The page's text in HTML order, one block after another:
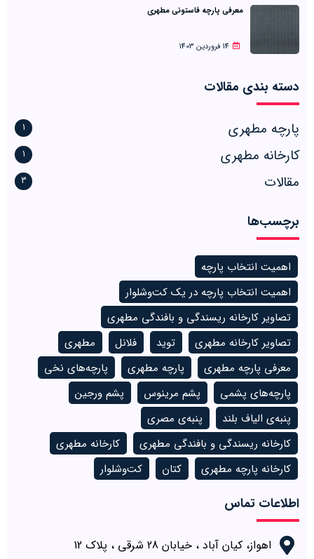
معرفی پارچه فاستونی مطهری
14 فروردین 1403
دسته بندی مقالات
پارچه مطهری 1
کارخانه مطهری 1
مقالات 3
برچسب‌ها
اهمیت انتخاب پارچه
اهمیت انتخاب پارچه در یک کت‌وشلوار
تصاویر کارخانه ریسندگی و بافندگی مطهری
تصاویر کارخانه مطهری
توید فلانل
مطهری
معرفی پارچه مطهری
پارچه مطهری
پارچه‌های نخی
پارچه‌های پشمی
پشم مرینوس
پشم ورجین
پنبه‌ی الیاف بلند
پنبه‌ی مصری
کارخانه ریسندگی و بافندگی مطهری
کارخانه مطهری
کارخانه پارچه مطهری
کتان کت‌وشلوار
اطلاعات تماس
اهواز، کیان آباد ، خیابان 28 شرقی ، پلاک 12